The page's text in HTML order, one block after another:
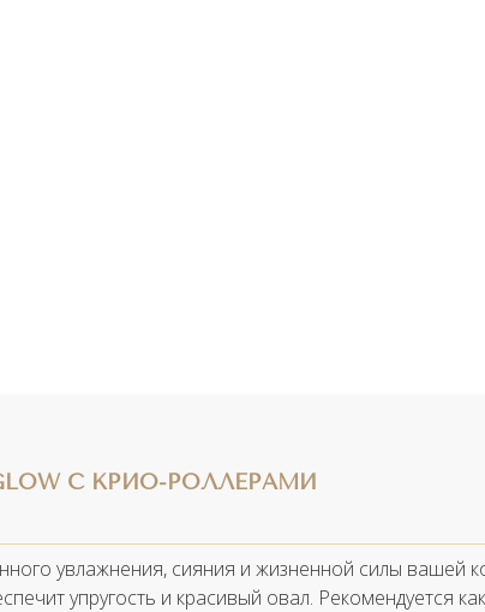
С КРИО-РОЛЛЕРАМИ
увлажнения, сияния и жизненной силы вашей
упругость и красивый овал. Рекомендуется